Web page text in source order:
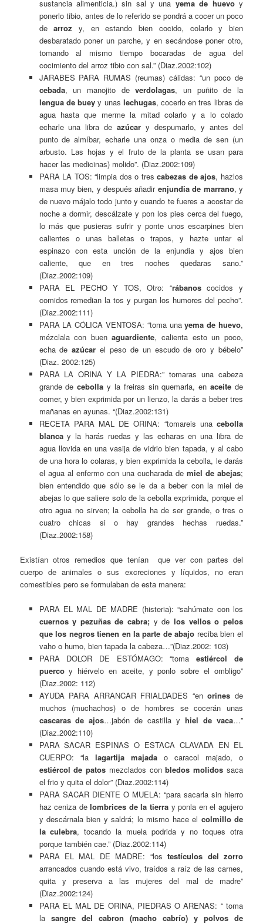
sustancia alimenticia.) sin sal y una yema de huevoy
ponerlo tibio, antes de lo referido se pondrá a cocer un poco
dearroz y, en estando bien cocido, colarlo y bien
desbaratado poner un parche, y en secándose poner otro,
tomando al mismo tiempo bocaradas de agua del
cocimiento del arroz tibio con sal.” (Diaz.2002:102)
JARABES PARA RUMAS (reumas) cálidas: “un poco de
cebada, un manojito deverdolagas, un puñito de la
lengua de buey y unas lechugas, cocerlo en tres libras de
agua hasta que merme la mitad colarlo y a lo colado
echarle una libra deazúcary despumarlo, y antes del
punto de almíbar, echarle una onza o media de sen (un
arbusto. Las hojas y el fruto de la planta se usan para
hacer las medicinas) molido”. (Diaz.2002:109)
PARA LA TOS: “limpia dos o trescabezas de ajos, hazlos
masa muy bien, y después añadir enjundia de marrano, y
de nuevo májalo todo junto y cuando te fueres a acostar de
noche a dormir, descálzate y pon los pies cerca del fuego,
lo más que pusieras sufrir y ponte unos escarpines bien
calientes o unas balletas o trapos, y hazte untar el
espinazo con esta unción de la enjundia y ajos bien
caliente, que en tres noches quedaras sano.”
(Diaz.2002:109)
PARA EL PECHO Y TOS, Otro: “rábanoscocidos y
comidos remedian la tos y purgan los humores del pecho”.
(Diaz.2002:111)
PARA LA CÓLICA VENTOSA: “toma unayema de huevo,
mézclala con buenaguardiente, calienta esto un poco,
echa deazúcar el peso de un escudo de oro y bébelo”
(Diaz. 2002:125)
PARA LA ORINA Y LA PIEDRA:” tomaras una cabeza
grande decebolla y la freiras sin quemarla, enaceite de
comer, y bien exprimida por un lienzo, la darás a beber tres
mañanas en ayunas. “(Diaz.2002:131)
RECETA PARA MAL DE ORINA: “tomareis una cebolla
blancay la harás ruedas y las echaras en una libra de
agua llovida en una vasija de vidrio bien tapada, y al cabo
de una hora lo colaras, y bien exprimida la cebolla, le darás
el agua al enfermo con una cucharada de miel de abejas;
bien entendido que sólo se le da a beber con la miel de
abejas lo que saliere solo de la cebolla exprimida, porque el
otro agua no sirven; la cebolla ha de ser grande, o tres o
cuatro chicas si o hay grandes hechas ruedas.”
(Diaz.2002:158)
Existían otros remedios que tenían que ver con partes del
cuerpo de animales o sus excreciones y líquidos, no eran
comestibles pero se formulaban de esta manera:
PARA EL MAL DE MADRE (histeria): “sahúmate con los
cuernos y pezuñas de cabra; y delos vellos o pelos
que los negros tienen en la parte de abajo reciba bien el
vaho o humo, bien tapada la cabeza…”(Diaz.2002: 103)
PARA DOLOR DE ESTÓMAGO: “tomaestiércol de
puercoy hiérvelo en aceite, y ponlo sobre el ombligo”
(Diaz.2002: 112)
AYUDA PARA ARRANCAR FRIALDADES “enorines de
muchos (muchachos) o de hombres se cocerán unas
cascaras de ajos…jabón de castilla yhiel de vaca…”
(Diaz.2002:110)
PARA SACAR ESPINAS O ESTACA CLAVADA EN EL
CUERPO: “la lagartija majadao caracol majado, o
estiércol de patos mezclados conbledos molidos saca
el frio y quita el dolor” (Diaz.2002:114)
PARA SACAR DIENTE O MUELA: “para sacarla sin hierro
haz ceniza delombrices de la tierra y ponla en el agujero
y descárnala bien y saldrá; lo mismo hace el colmillo de
la culebra, tocando la muela podrida y no toques otra
porque también cae.” (Diaz.2002:114)
PARA EL MAL DE MADRE: “lostestículos del zorro
arrancados cuando está vivo, traídos a raíz de las carnes,
quita y preserva a las mujeres del mal de madre”
(Diaz.2002:124)
PARA EL MAL DE ORINA, PIEDRAS O ARENAS: “ toma
la sangre del cabron (macho cabrío) y polvos de